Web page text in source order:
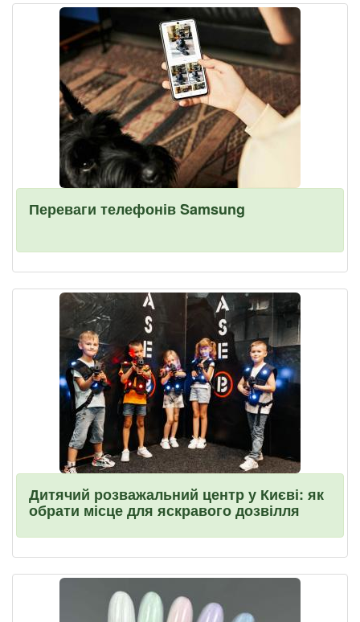
Переваги телефонів Samsung
Дитячий розважальний центр у Києві: як
обрати місце для яскравого дозвілля